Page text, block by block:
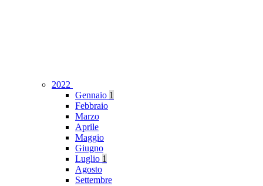
2022
Gennaio 1
Febbraio
Marzo
Aprile
Maggio
Giugno
Luglio 1
Agosto
Settembre